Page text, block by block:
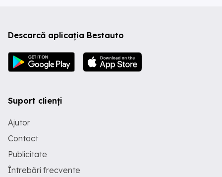
Descarcă aplicația Bestauto
Suport clienți
Ajutor
Contact
Publicitate
Întrebări frecvente